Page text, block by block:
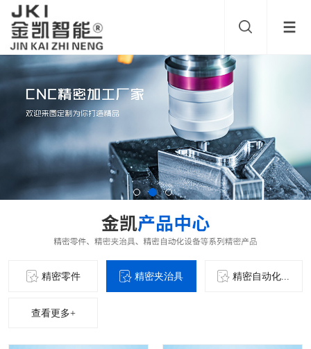
精密零件 精密夹治具 精密自动化...
查看更多+